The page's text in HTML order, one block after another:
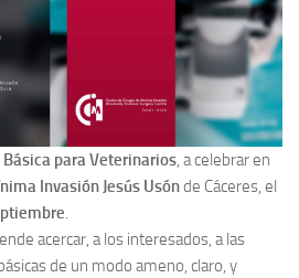
para Veterinarios, a celebrar en
Invasión Jesús Usónde Cáceres, el
.
acercar, a los interesados, a las
de un modo ameno, claro, y